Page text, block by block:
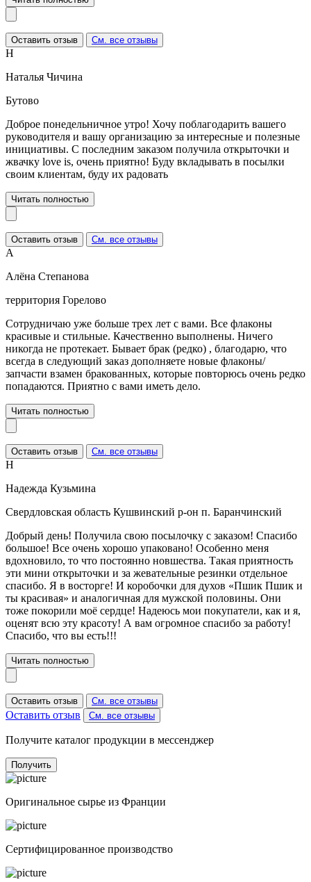
Оставить отзыв См. все отзывы
Н
Наталья Чичина
Бутово
Доброе понедельничное утро! Хочу поблагодарить вашего
руководителя и вашу организацию за интересные и полезные
инициативы. С последним заказом получила открыточки и
жвачку love is, очень приятно! Буду вкладывать в посылки
своим клиентам, буду их радовать
Читать полностью
Оставить отзыв См. все отзывы
А
Алёна Степанова
территория Горелово
Сотрудничаю уже больше трех лет с вами. Все флаконы
красивые и стильные. Качественно выполнены. Ничего
никогда не протекает. Бывает брак (редко) , благодарю, что
всегда в следующий заказ дополняете новые флаконы/
запчасти взамен бракованных, которые повторюсь очень редко
попадаются. Приятно с вами иметь дело.
Читать полностью
Оставить отзыв См. все отзывы
Н
Надежда Кузьмина
Свердловская область Кушвинский р-он п. Баранчинский
Добрый день! Получила свою посылочку с заказом! Спасибо
большое! Все очень хорошо упаковано! Особенно меня
вдохновило, то что постоянно новшества. Такая приятность
эти мини открыточки и за жевательные резинки отдельное
спасибо. Я в восторге! И коробочки для духов «Пшик Пшик и
ты красивая» и аналогичная для мужской половины. Они
тоже покорили моё сердце! Надеюсь мои покупатели, как и я,
оценят всю эту красоту! А вам огромное спасибо за работу!
Спасибо, что вы есть!!!
Читать полностью
Оставить отзыв См. все отзывы
Оставить отзыв См. все отзывы
Получите каталог продукции в мессенджер
Получить
Оригинальное сырье из Франции
Сертифицированное производство